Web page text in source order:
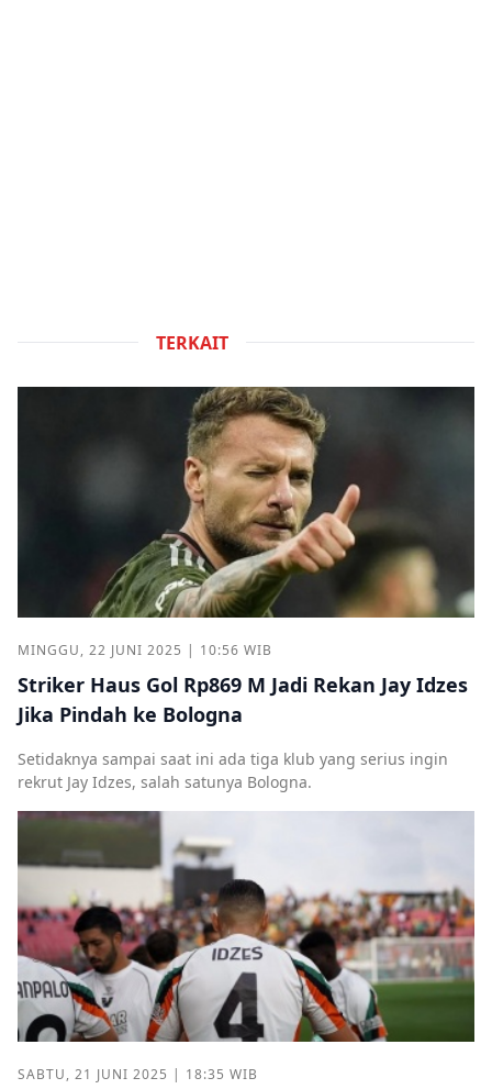
TERKAIT
MINGGU, 22 JUNI 2025 | 10:56 WIB
Striker Haus Gol Rp869 M Jadi Rekan Jay Idzes
Jika Pindah ke Bologna
Setidaknya sampai saat ini ada tiga klub yang serius ingin
rekrut Jay Idzes, salah satunya Bologna.
SABTU, 21 JUNI 2025 | 18:35 WIB